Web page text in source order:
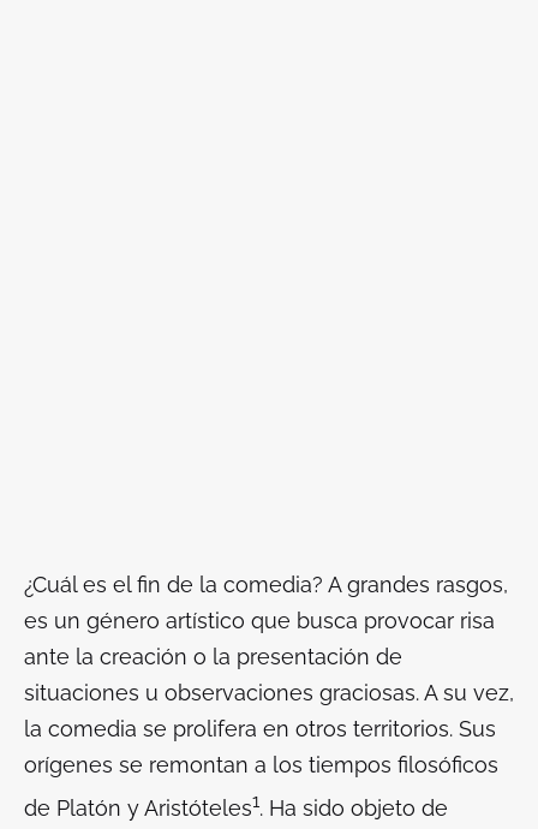
¿Cuál es el fin de la comedia? A grandes rasgos,
es un género artístico que busca provocar risa
ante la creación o la presentación de
situaciones u observaciones graciosas. A su vez,
la comedia se prolifera en otros territorios. Sus
orígenes se remontan a los tiempos filosóficos
de Platón y Aristóteles1. Ha sido objeto de